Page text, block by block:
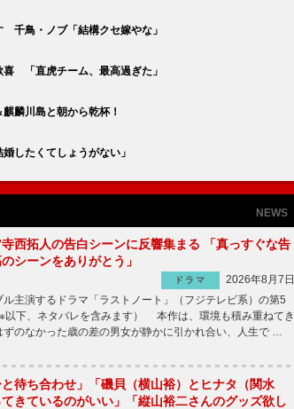
千鳥・ノブ「結構クセ嫁やな」
「直虎チーム、最高過ぎた」
麟川島と朝から乾杯！
したくてしょうがない」
NEWS
寺西拓人の告白シーンに反響集まる 「真っすぐな告
シーンをありがとう」
ドラマ
2026年8月7日
主演するドラマ「ラストノート」（フジテレビ系）の第5
以下、ネタバレを含みます） 本作は、環境も積み重ねてき
のなかった歳の差の男女が静かに引かれ合い、人生で …
と待ち合わせ」「磯貝（横山裕）とヒナタ（関水
きているのがいい」「縦山裕二さんのグッズ欲し